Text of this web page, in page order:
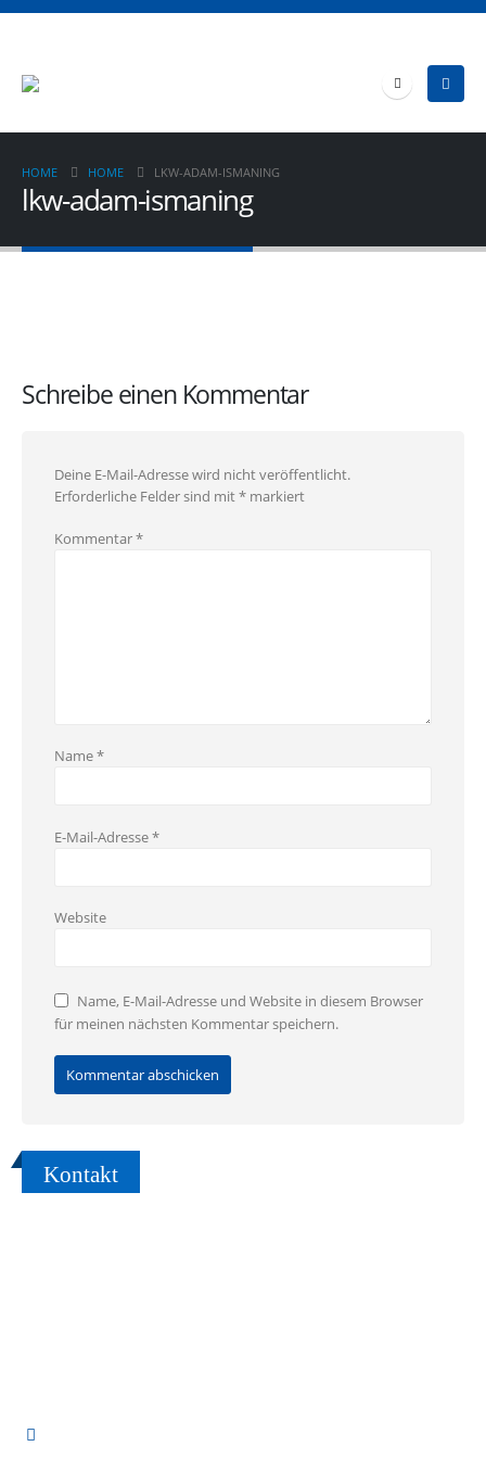
HOME HOME LKW-ADAM-ISMANING
lkw-adam-ismaning
Schreibe einen Kommentar
Deine E-Mail-Adresse wird nicht veröffentlicht.
Erforderliche Felder sind mit* markiert
Kommentar*
Name*
E-Mail-Adresse*
Website
Name, E-Mail-Adresse und Website in diesem Browser
für meinen nächsten Kommentar speichern.
Kontakt